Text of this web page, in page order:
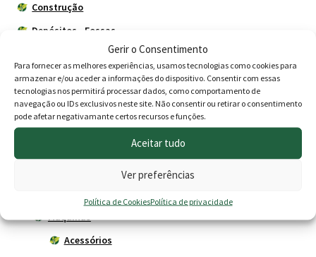
Gerir o Consentimento
Para fornecer as melhores experiências, usamos tecnologias como cookies para
armazenar e/ou aceder a informações do dispositivo. Consentir com essas
tecnologias nos permitirá processar dados, como comportamento de
navegação ou IDs exclusivos neste site. Não consentir ou retirar o consentimento
pode afetar negativamante certos recursos e funções.
Aceitar tudo
Ver preferências
Política de CookiesPolítica de privacidade
Construção
Depósitos - Fossas
Jardim
Adubos
Árvores de Jardim
Máquinas
Acessórios